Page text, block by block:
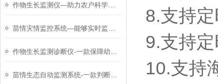
8.支持
9.支持
10.支持